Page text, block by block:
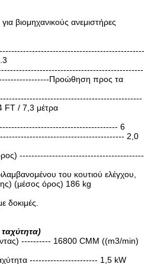
βιομηχανικούς ανεμιστήρες
Προώθηση προς τα
/ 7,3 μέτρα
6
2,0
------------------------------------------
του κουτιού ελέγχου,
(μέσος όρος) 186 kg
δοκιμές.
---------- 16800 CMM ((m3/min)
----------------------- 1,5 kW